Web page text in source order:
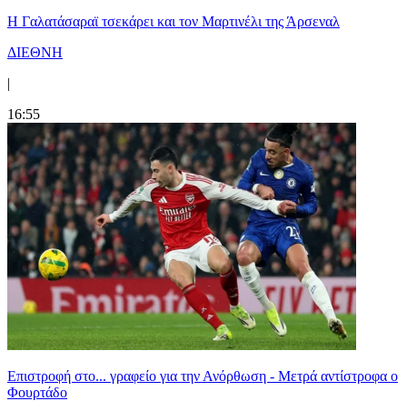
H Γαλατάσαραϊ τσεκάρει και τον Μαρτινέλι της Άρσεναλ
ΔΙΕΘΝΗ
|
16:55
Επιστροφή στο... γραφείο για την Ανόρθωση - Μετρά αντίστροφα ο
Φουρτάδο